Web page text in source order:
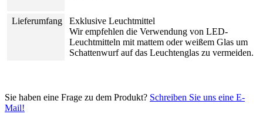
Lieferumfang
Exklusive Leuchtmittel
Wir empfehlen die Verwendung von LED-
Leuchtmitteln mit mattem oder weißem Glas um
Schattenwurf auf das Leuchtenglas zu vermeiden.
Sie haben eine Frage zu dem Produkt? Schreiben Sie uns eine E-
Mail!